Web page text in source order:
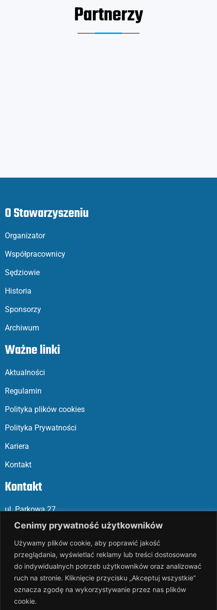
Cenimy prywatność użytkowników
Używamy plików cookie, aby poprawić jakość
przeglądania, wyświetlać reklamy lub treści dostosowane
do indywidualnych potrzeb użytkowników oraz analizować
ruch na stronie. Kliknięcie przycisku „Akceptuj wszystkie”
oznacza zgodę na wykorzystywanie przez nas plików
cookie.
Partnerzy
O Stowarzyszeniu
Organizator
Współpracownicy
Sędziowie
Historia
Sponsorzy
Archiwum
Ważne linki
Aktualności
Regulamin
Polityka plików cookies
Polityka Prywatności
Kariera
Kontakt
Kontakt
ul. Parkowa 27
05-120 Legionowo
Mail: slalp@slalp.com.pl
Telefon: 732 86 6 667 | 731 466 667
KRS 0000289744
NIP 536-18 3-07-25
REGON 1411